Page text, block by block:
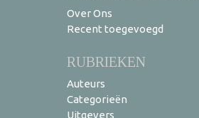
Over Ons
Recent toegevoegd
RUBRIEKEN
Auteurs
Categorieën
Uitgevers